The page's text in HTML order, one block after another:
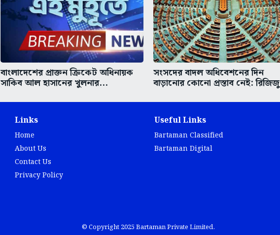
বাংলাদেশের প্রাক্তন ক্রিকেট অধিনায়ক
সাকিব আল হাসানের খুলনার...
সংসদের বাদল অধিবেশনের দিন
বাড়ানোর কোনো প্রস্তাব নেই: রিজিজু
Links
Home
About Us
Contact Us
Privacy Policy
Useful Links
Bartaman Classified
Bartaman Digital
© Copyright 2025 Bartaman Private Limited.